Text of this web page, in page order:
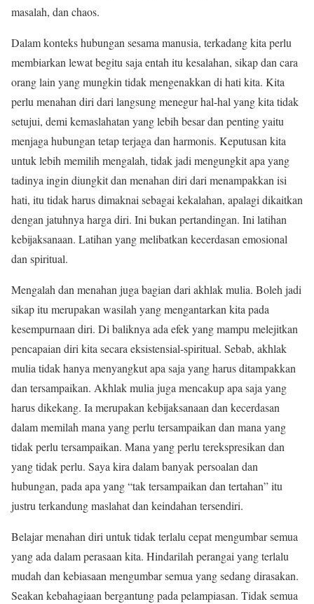
masalah, dan chaos.
Dalam konteks hubungan sesama manusia, terkadang kita perlu
membiarkan lewat begitu saja entah itu kesalahan, sikap dan cara
orang lain yang mungkin tidak mengenakkan di hati kita. Kita
perlu menahan diri dari langsung menegur hal-hal yang kita tidak
setujui, demi kemaslahatan yang lebih besar dan penting yaitu
menjaga hubungan tetap terjaga dan harmonis. Keputusan kita
untuk lebih memilih mengalah, tidak jadi mengungkit apa yang
tadinya ingin diungkit dan menahan diri dari menampakkan isi
hati, itu tidak harus dimaknai sebagai kekalahan, apalagi dikaitkan
dengan jatuhnya harga diri. Ini bukan pertandingan. Ini latihan
kebijaksanaan. Latihan yang melibatkan kecerdasan emosional
dan spiritual.
Mengalah dan menahan juga bagian dari akhlak mulia. Boleh jadi
sikap itu merupakan wasilah yang mengantarkan kita pada
kesempurnaan diri. Di baliknya ada efek yang mampu melejitkan
pencapaian diri kita secara eksistensial-spiritual. Sebab, akhlak
mulia tidak hanya menyangkut apa saja yang harus ditampakkan
dan tersampaikan. Akhlak mulia juga mencakup apa saja yang
harus dikekang. Ia merupakan kebijaksanaan dan kecerdasan
dalam memilah mana yang perlu tersampaikan dan mana yang
tidak perlu tersampaikan. Mana yang perlu terekspresikan dan
yang tidak perlu. Saya kira dalam banyak persoalan dan
hubungan, pada apa yang “tak tersampaikan dan tertahan” itu
justru terkandung maslahat dan keindahan tersendiri.
Belajar menahan diri untuk tidak terlalu cepat mengumbar semua
yang ada dalam perasaan kita. Hindarilah perangai yang terlalu
mudah dan kebiasaan mengumbar semua yang sedang dirasakan.
Seakan kebahagiaan bergantung pada pelampiasan. Tidak semua